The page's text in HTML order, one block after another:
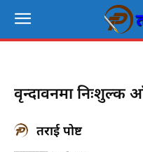
वृन्दावनमा निःशुल्क
तराई पोष्ट